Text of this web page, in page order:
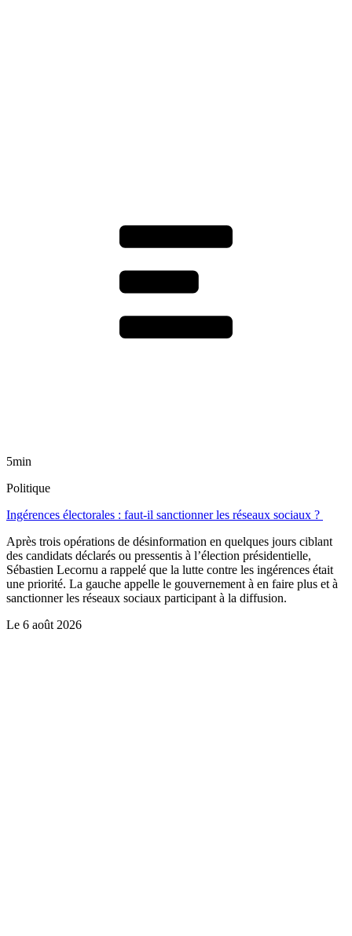
5min
Politique
Ingérences électorales : faut-il sanctionner les réseaux sociaux ?
Après trois opérations de désinformation en quelques jours ciblant
des candidats déclarés ou pressentis à l’élection présidentielle,
Sébastien Lecornu a rappelé que la lutte contre les ingérences était
une priorité. La gauche appelle le gouvernement à en faire plus et à
sanctionner les réseaux sociaux participant à la diffusion.
Le 6 août 2026